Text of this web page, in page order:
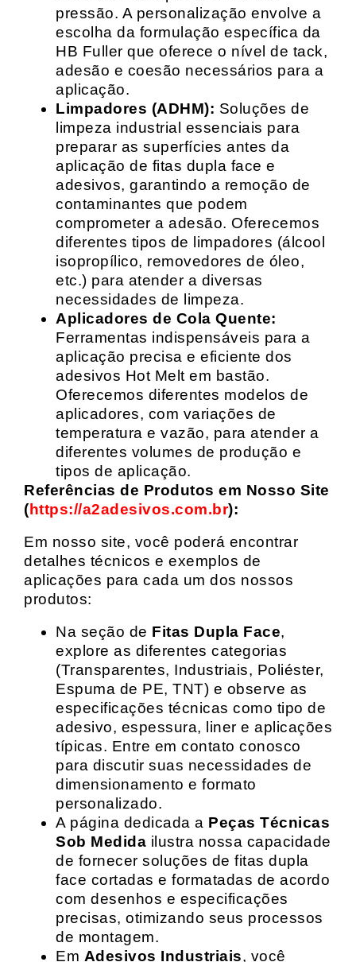
pressão. A personalização envolve a
escolha da formulação específica da
HB Fuller que oferece o nível de tack,
adesão e coesão necessários para a
aplicação.
Limpadores (ADHM): Soluções de
limpeza industrial essenciais para
preparar as superfícies antes da
aplicação de fitas dupla face e
adesivos, garantindo a remoção de
contaminantes que podem
comprometer a adesão. Oferecemos
diferentes tipos de limpadores (álcool
isopropílico, removedores de óleo,
etc.) para atender a diversas
necessidades de limpeza.
Aplicadores de Cola Quente:
Ferramentas indispensáveis para a
aplicação precisa e eficiente dos
adesivos Hot Melt em bastão.
Oferecemos diferentes modelos de
aplicadores, com variações de
temperatura e vazão, para atender a
diferentes volumes de produção e
tipos de aplicação.
Referências de Produtos em Nosso Site
(https://a2adesivos.com.br):
Em nosso site, você poderá encontrar
detalhes técnicos e exemplos de
aplicações para cada um dos nossos
produtos:
Na seção de Fitas Dupla Face,
explore as diferentes categorias
(Transparentes, Industriais, Poliéster,
Espuma de PE, TNT) e observe as
especificações técnicas como tipo de
adesivo, espessura, liner e aplicações
típicas. Entre em contato conosco
para discutir suas necessidades de
dimensionamento e formato
personalizado.
A página dedicada a Peças Técnicas
Sob Medida ilustra nossa capacidade
de fornecer soluções de fitas dupla
face cortadas e formatadas de acordo
com desenhos e especificações
precisas, otimizando seus processos
de montagem.
Em Adesivos Industriais, você